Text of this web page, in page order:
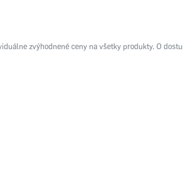
zvýhodnené ceny na všetky produkty. O